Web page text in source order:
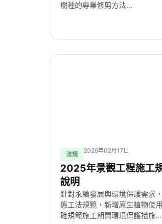
樹種的專業修剪方法...
法規
2026年02月17日
2025年景觀工程施工
說明
針對永續發展與環境保護需求
態工法規範，新增原生植物使
確規範施工期間環境保護措施...